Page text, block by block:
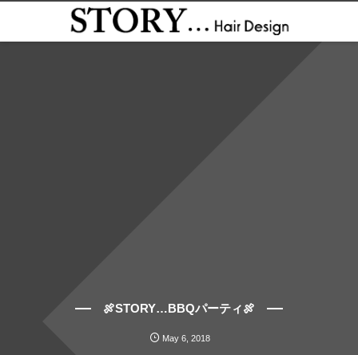
🍖STORY…BBQパーティ🍖
May 6 ,2018